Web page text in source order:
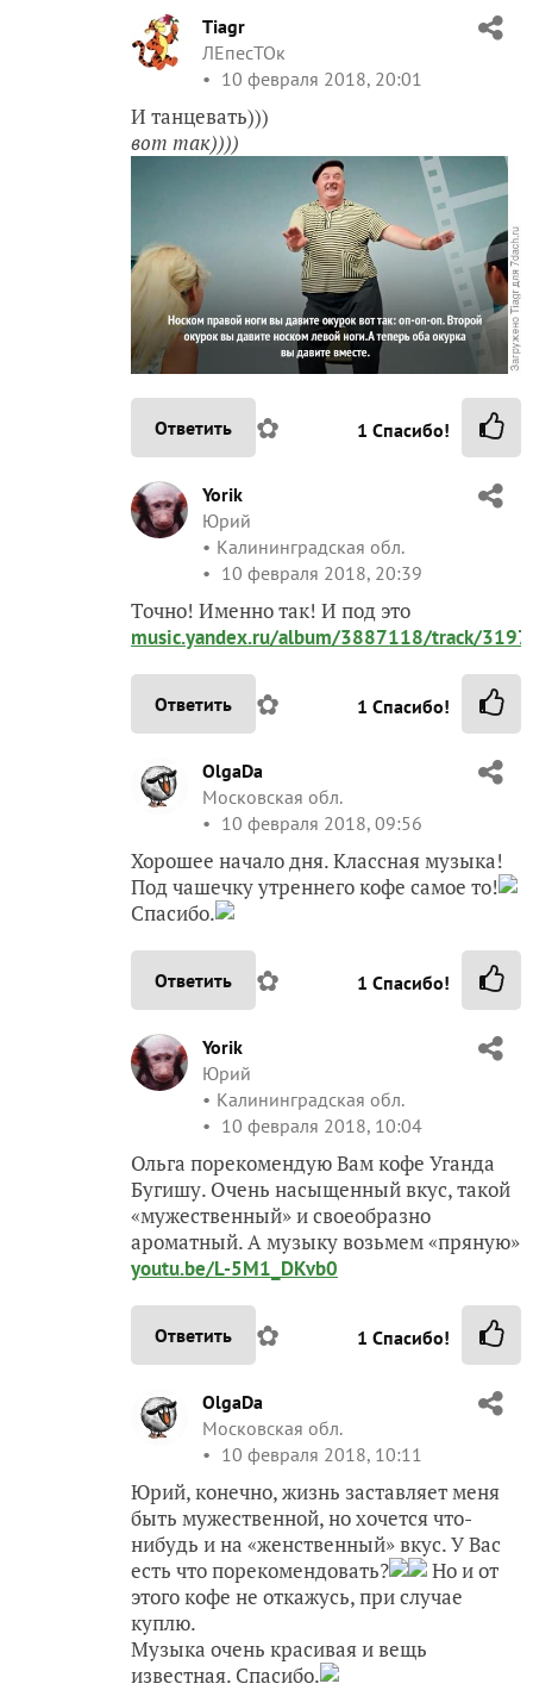
Tiagr
ЛЕпесТОк
10 февраля 2018, 20:01
И танцевать)))
вот так))))
Ответить ✿ 1 Спасибо!
Yorik
Юрий
Калининградская обл.
10 февраля 2018, 20:39
Точно! Именно так! И под это
music.yandex.ru/album/3887118/track/
Ответить ✿ 1 Спасибо!
OlgaDa
Московская обл.
10 февраля 2018, 09:56
Хорошее начало дня. Классная музыка!
Под чашечку утреннего кофе самое то!
Спасибо.
Ответить ✿ 1 Спасибо!
Yorik
Юрий
Калининградская обл.
10 февраля 2018, 10:04
Ольга порекомендую Вам кофе Уганда
Бугишу. Очень насыщенный вкус, такой
«мужественный» и своеобразно
ароматный. А музыку возьмем «пряную»
youtu.be/L-5M1_DKvb0
Ответить ✿ 1 Спасибо!
OlgaDa
Московская обл.
10 февраля 2018, 10:11
Юрий, конечно, жизнь заставляет меня
быть мужественной, но хочется что-
нибудь и на «женственный» вкус. У Вас
есть что порекомендовать?
Но и от
этого кофе не откажусь, при случае
куплю.
Музыка очень красивая и вещь
известная. Спасибо.